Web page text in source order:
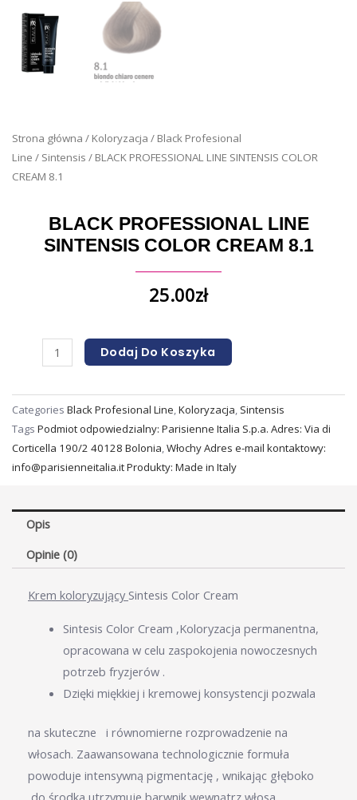
Strona główna / Koloryzacja / Black Profesional
Line / Sintensis / BLACK PROFESSIONAL LINE SINTENSIS COLOR
CREAM 8.1
BLACK PROFESSIONAL LINE
SINTENSIS COLOR CREAM 8.1
25.00zł
Dodaj Do Koszyka
Categories Black Profesional Line,Koloryzacja, Sintensis
Tags Podmiot odpowiedzialny: Parisienne Italia S.p.a. Adres: Via di
Corticella 190/2 40128 Bolonia,Włochy Adres e-mail kontaktowy:
info@parisienneitalia.it Produkty: Made in Italy
Opis
Opinie (0)
Krem koloryzujący Sintesis Color Cream
Sintesis Color Cream ,Koloryzacja permanentna,
opracowana w celu zaspokojenia nowoczesnych
potrzeb fryzjerów .
Dzięki miękkiej i kremowej konsystencji pozwala
na skuteczne i równomierne rozprowadzenie na
włosach. Zaawansowana technologicznie formuła
powoduje intensywną pigmentację , wnikając głęboko
do środka utrzymuje barwnik wewnątrz włosa